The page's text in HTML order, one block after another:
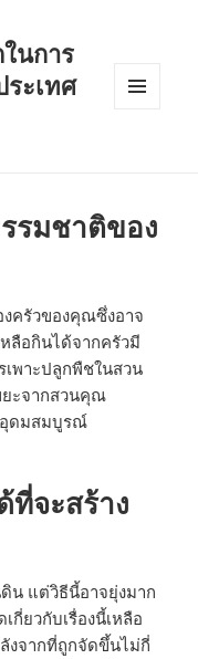
นการ
ะเทศ
รมชาติของ
ครัวของคุณซึ่งอาจ
ลือกินได้จากครัวมี
เพาะปลูกพืชในสวน
ยะจากสวนคุณ
ดมสมบูรณ์
ที่จะสร้าง
น แต่วิธีนี้อาจยุ่งมาก
ยวกับเรื่องนี้เหลือ
งจากที่ถูกจัดขึ้นไม่กี่